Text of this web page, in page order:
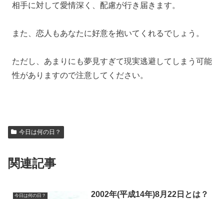
相手に対して愛情深く、配慮が行き届きます。
また、恋人もあなたに好意を抱いてくれるでしょう。
ただし、あまりにも夢見すぎて現実逃避してしまう可能
性がありますので注意してください。
今日は何の日？
関連記事
今日は何の日？
2002年(平成14年)8月22日とは？